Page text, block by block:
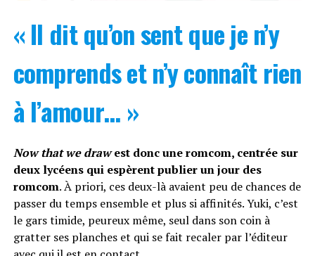
« Il dit qu’on sent que je n’y
comprends et n’y connaît rien
à l’amour… »
Now that we drawest donc une romcom, centrée sur
deux lycéens qui espèrent publier un jour des
romcom. À priori, ces deux-là avaient peu de chances de
passer du temps ensemble et plus si affinités. Yuki, c’est
le gars timide, peureux même, seul dans son coin à
gratter ses planches et qui se fait recaler par l’éditeur